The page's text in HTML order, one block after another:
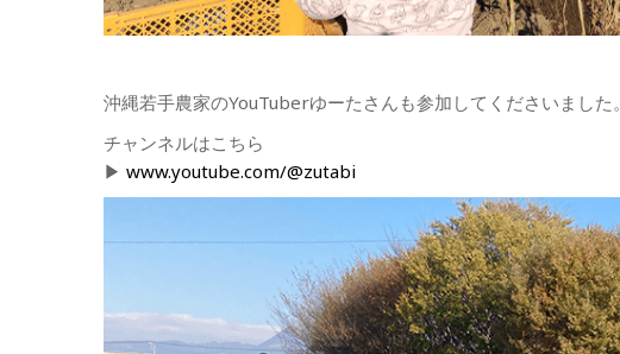
沖縄若手農家のYouTuberゆーたさんも参加してくださいました。
チャンネルはこちら
▶︎ www.youtube.com/@zutabi